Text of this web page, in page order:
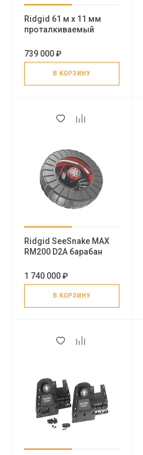
Ridgid 61 м х 11 мм
проталкиваемый
739 000 ₽
В КОРЗИНУ
Ridgid SeeSnake MAX
RM200 D2A барабан
1 740 000 ₽
В КОРЗИНУ